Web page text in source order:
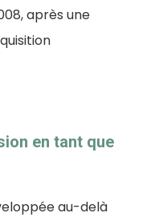
après une
en tant que
au-delà